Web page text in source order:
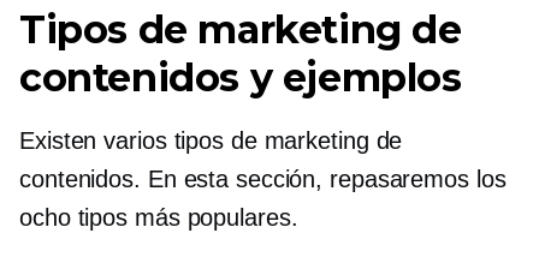
Tipos de marketing de
contenidos y ejemplos
Existen varios tipos de marketing de
contenidos. En esta sección, repasaremos los
ocho tipos más populares.